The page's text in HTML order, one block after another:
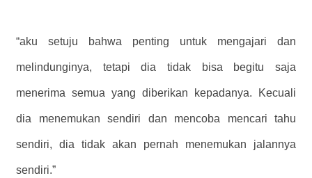
“aku setuju bahwa penting untuk mengajari dan
melindunginya, tetapi dia tidak bisa begitu saja
menerima semua yang diberikan kepadanya. Kecuali
dia menemukan sendiri dan mencoba mencari tahu
sendiri, dia tidak akan pernah menemukan jalannya
sendiri.”